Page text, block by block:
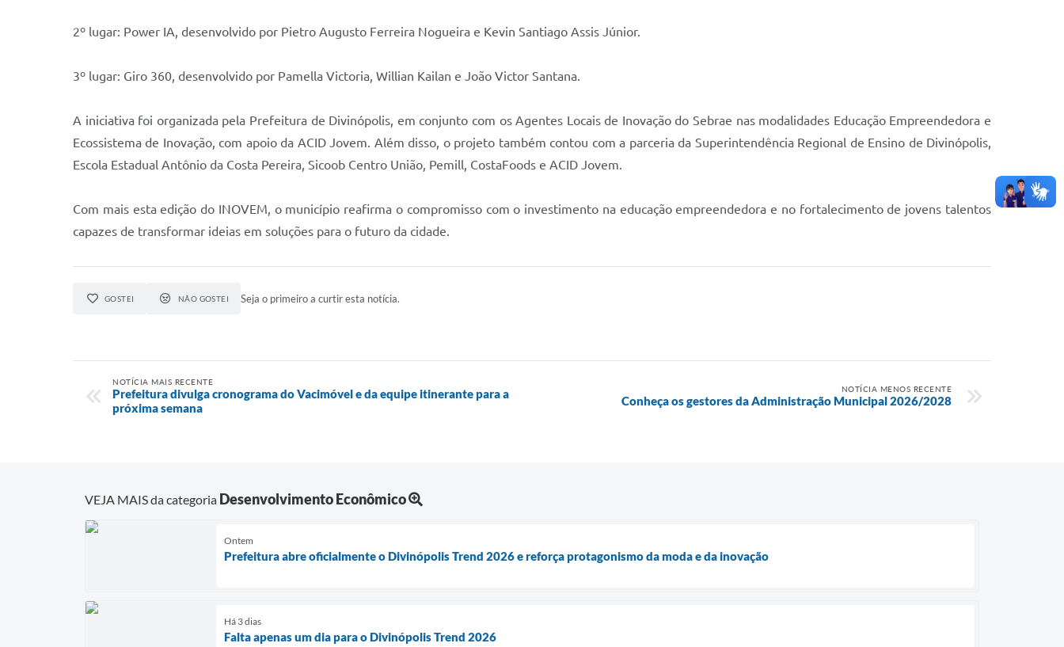
2º lugar: Power IA, desenvolvido por Pietro Augusto Ferreira Nogueira e Kevin Santiago Assis Júnior.
3º lugar: Giro 360, desenvolvido por Pamella Victoria, Willian Kailan e João Victor Santana.
A iniciativa foi organizada pela Prefeitura de Divinópolis, em conjunto com os Agentes Locais de Inovação do Sebrae nas modalidades Educação Empreendedora e
Ecossistema de Inovação, com apoio da ACID Jovem. Além disso, o projeto também contou com a parceria da Superintendência Regional de Ensino de Divinópolis,
Escola Estadual Antônio da Costa Pereira, Sicoob Centro União, Pemill, CostaFoods e ACID Jovem.
Com mais esta edição do INOVEM, o município reafirma o compromisso com o investimento na educação empreendedora e no fortalecimento de jovens talentos
capazes de transformar ideias em soluções para o futuro da cidade.
GOSTEI NÃO GOSTEI Seja o primeiro a curtir esta notícia.
NOTÍCIA MAIS RECENTE
Prefeitura divulga cronograma do Vacimóvel e da equipe itinerante para a
próxima semana
NOTÍCIA MENOS RECENTE
Conheça os gestores da Administração Municipal 2026/2028
VEJA MAIS da categoria Desenvolvimento Econômico
Ontem
Prefeitura abre oficialmente o Divinópolis Trend 2026 e reforça protagonismo da moda e da inovação
Há 3 dias
Falta apenas um dia para o Divinópolis Trend 2026